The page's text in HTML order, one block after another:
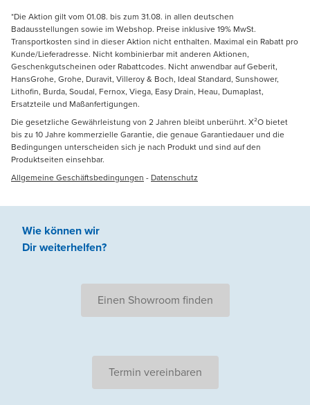
*Die Aktion gilt vom 01.08. bis zum 31.08. in allen deutschen
Badausstellungen sowie im Webshop. Preise inklusive 19% MwSt.
Transportkosten sind in dieser Aktion nicht enthalten. Maximal ein Rabatt pro
Kunde/Lieferadresse. Nicht kombinierbar mit anderen Aktionen,
Geschenkgutscheinen oder Rabattcodes. Nicht anwendbar auf Geberit,
HansGrohe, Grohe, Duravit, Villeroy & Boch, Ideal Standard, Sunshower,
Lithofin, Burda, Soudal, Fernox, Viega, Easy Drain, Heau, Dumaplast,
Ersatzteile und Maßanfertigungen.
Die gesetzliche Gewährleistung von 2 Jahren bleibt unberührt. X²O bietet
bis zu 10 Jahre kommerzielle Garantie, die genaue Garantiedauer und die
Bedingungen unterscheiden sich je nach Produkt und sind auf den
Produktseiten einsehbar.
Allgemeine Geschäftsbedingungen - Datenschutz
Wie können wir
Dir weiterhelfen?
Einen Showroom finden
Termin vereinbaren